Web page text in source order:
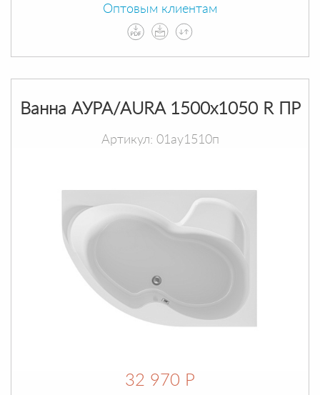
Оптовым клиентам
Ванна АУРА/AURA 1500х1050 R ПР
Артикул: 01ау1510п
32 970 Р